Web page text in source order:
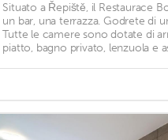
Situato a Řepiště, il Restaurace
un bar, una terrazza. Godrete di
Tutte le camere sono dotate di
piatto, bagno privato, lenzuola e